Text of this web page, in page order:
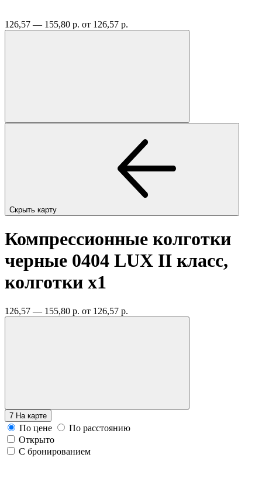
126,57 — 155,80 р. от 126,57 р.
Скрыть карту
Компрессионные колготки
черные 0404 LUX II класс,
колготки x1
126,57 — 155,80 р. от 126,57 р.
7 На карте
По цене
По расстоянию
Открыто
С бронированием